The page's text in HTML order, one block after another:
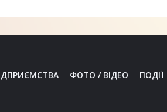
ФОТО / ВІДЕО ПОДІЇ